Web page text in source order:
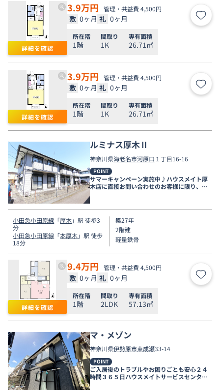
詳細を確認
3.9万円 管理・共益費 4,500円
敷 0ヶ月 礼 0ヶ月 お気
所在階
1階
間取り
1K
専有面積
26.71㎡
詳細を確認
3.9万円 管理・共益費 4,500円
敷 0ヶ月 礼 0ヶ月 お気
所在階
1階
間取り
1K
専有面積
26.71㎡
ルミナス厚木Ⅱ
神奈川県海老名市河原口 １丁目16-16
POINT
サマーキャンペーン実施中♪ハウスメイト厚
木店に直接お問い合わせのお客様に限り、９
小田急小田原線 「厚木」駅 徒歩3
分
小田急小田原線 「本厚木」駅 徒歩
18分
築27年
2階建
軽量鉄骨
詳細を確認
9.4万円 管理・共益費 4,500円
敷 0ヶ月 礼 0ヶ月 お気
所在階
1階
間取り
2LDK
専有面積
57.13㎡
マ・メゾン
神奈川県伊勢原市東成瀬33-14
POINT
ご入居後のトラブルやお困りごとも安心２４
時間３６５日ハウスメイトサービスセンター
電話受付対応。